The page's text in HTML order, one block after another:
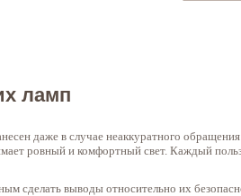
ламп
даже в случае неаккуратного
ровный и комфортный свет. Каждый
сделать выводы относительно их